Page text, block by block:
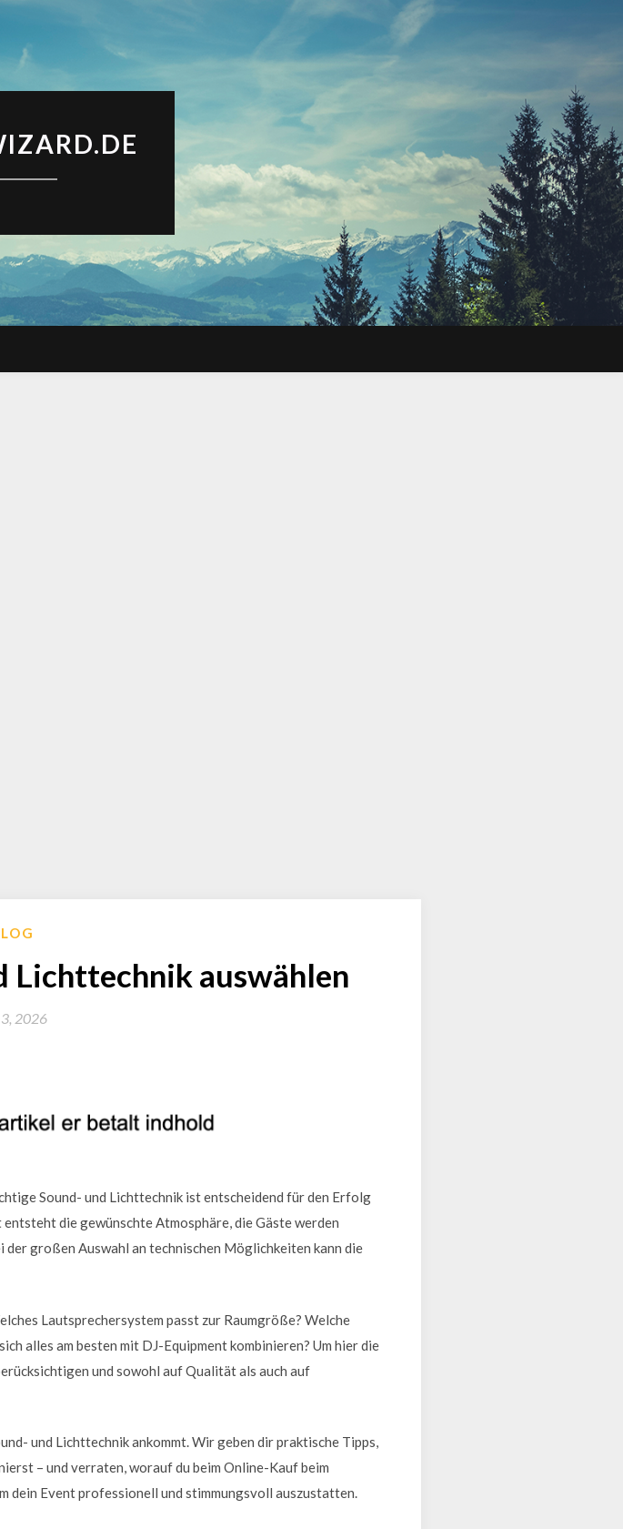
Lichttechnik auswählen
2026
Sound- und Lichttechnik ist entscheidend für den Erfolg
die gewünschte Atmosphäre, die Gäste werden
großen Auswahl an technischen Möglichkeiten kann die
Lautsprechersystem passt zur Raumgröße? Welche
alles am besten mit DJ-Equipment kombinieren? Um hier die
und sowohl auf Qualität als auch auf
und Lichttechnik ankommt. Wir geben dir praktische Tipps,
– und verraten, worauf du beim Online-Kauf beim
dein Event professionell und stimmungsvoll auszustatten.